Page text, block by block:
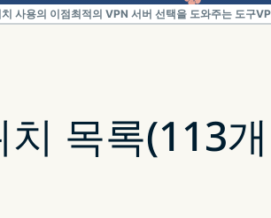
사용의 이점최적의 VPN 서버 선택을 도와주는 도구
목록(113개